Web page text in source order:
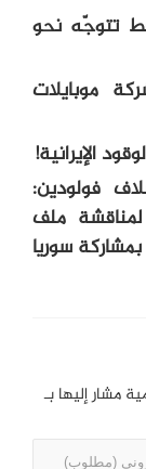
برميل نفط تتوجّه نحو
موبايلات
الإيرانية!
فولودين:
ملف
سوريا
مشار إليها بـ